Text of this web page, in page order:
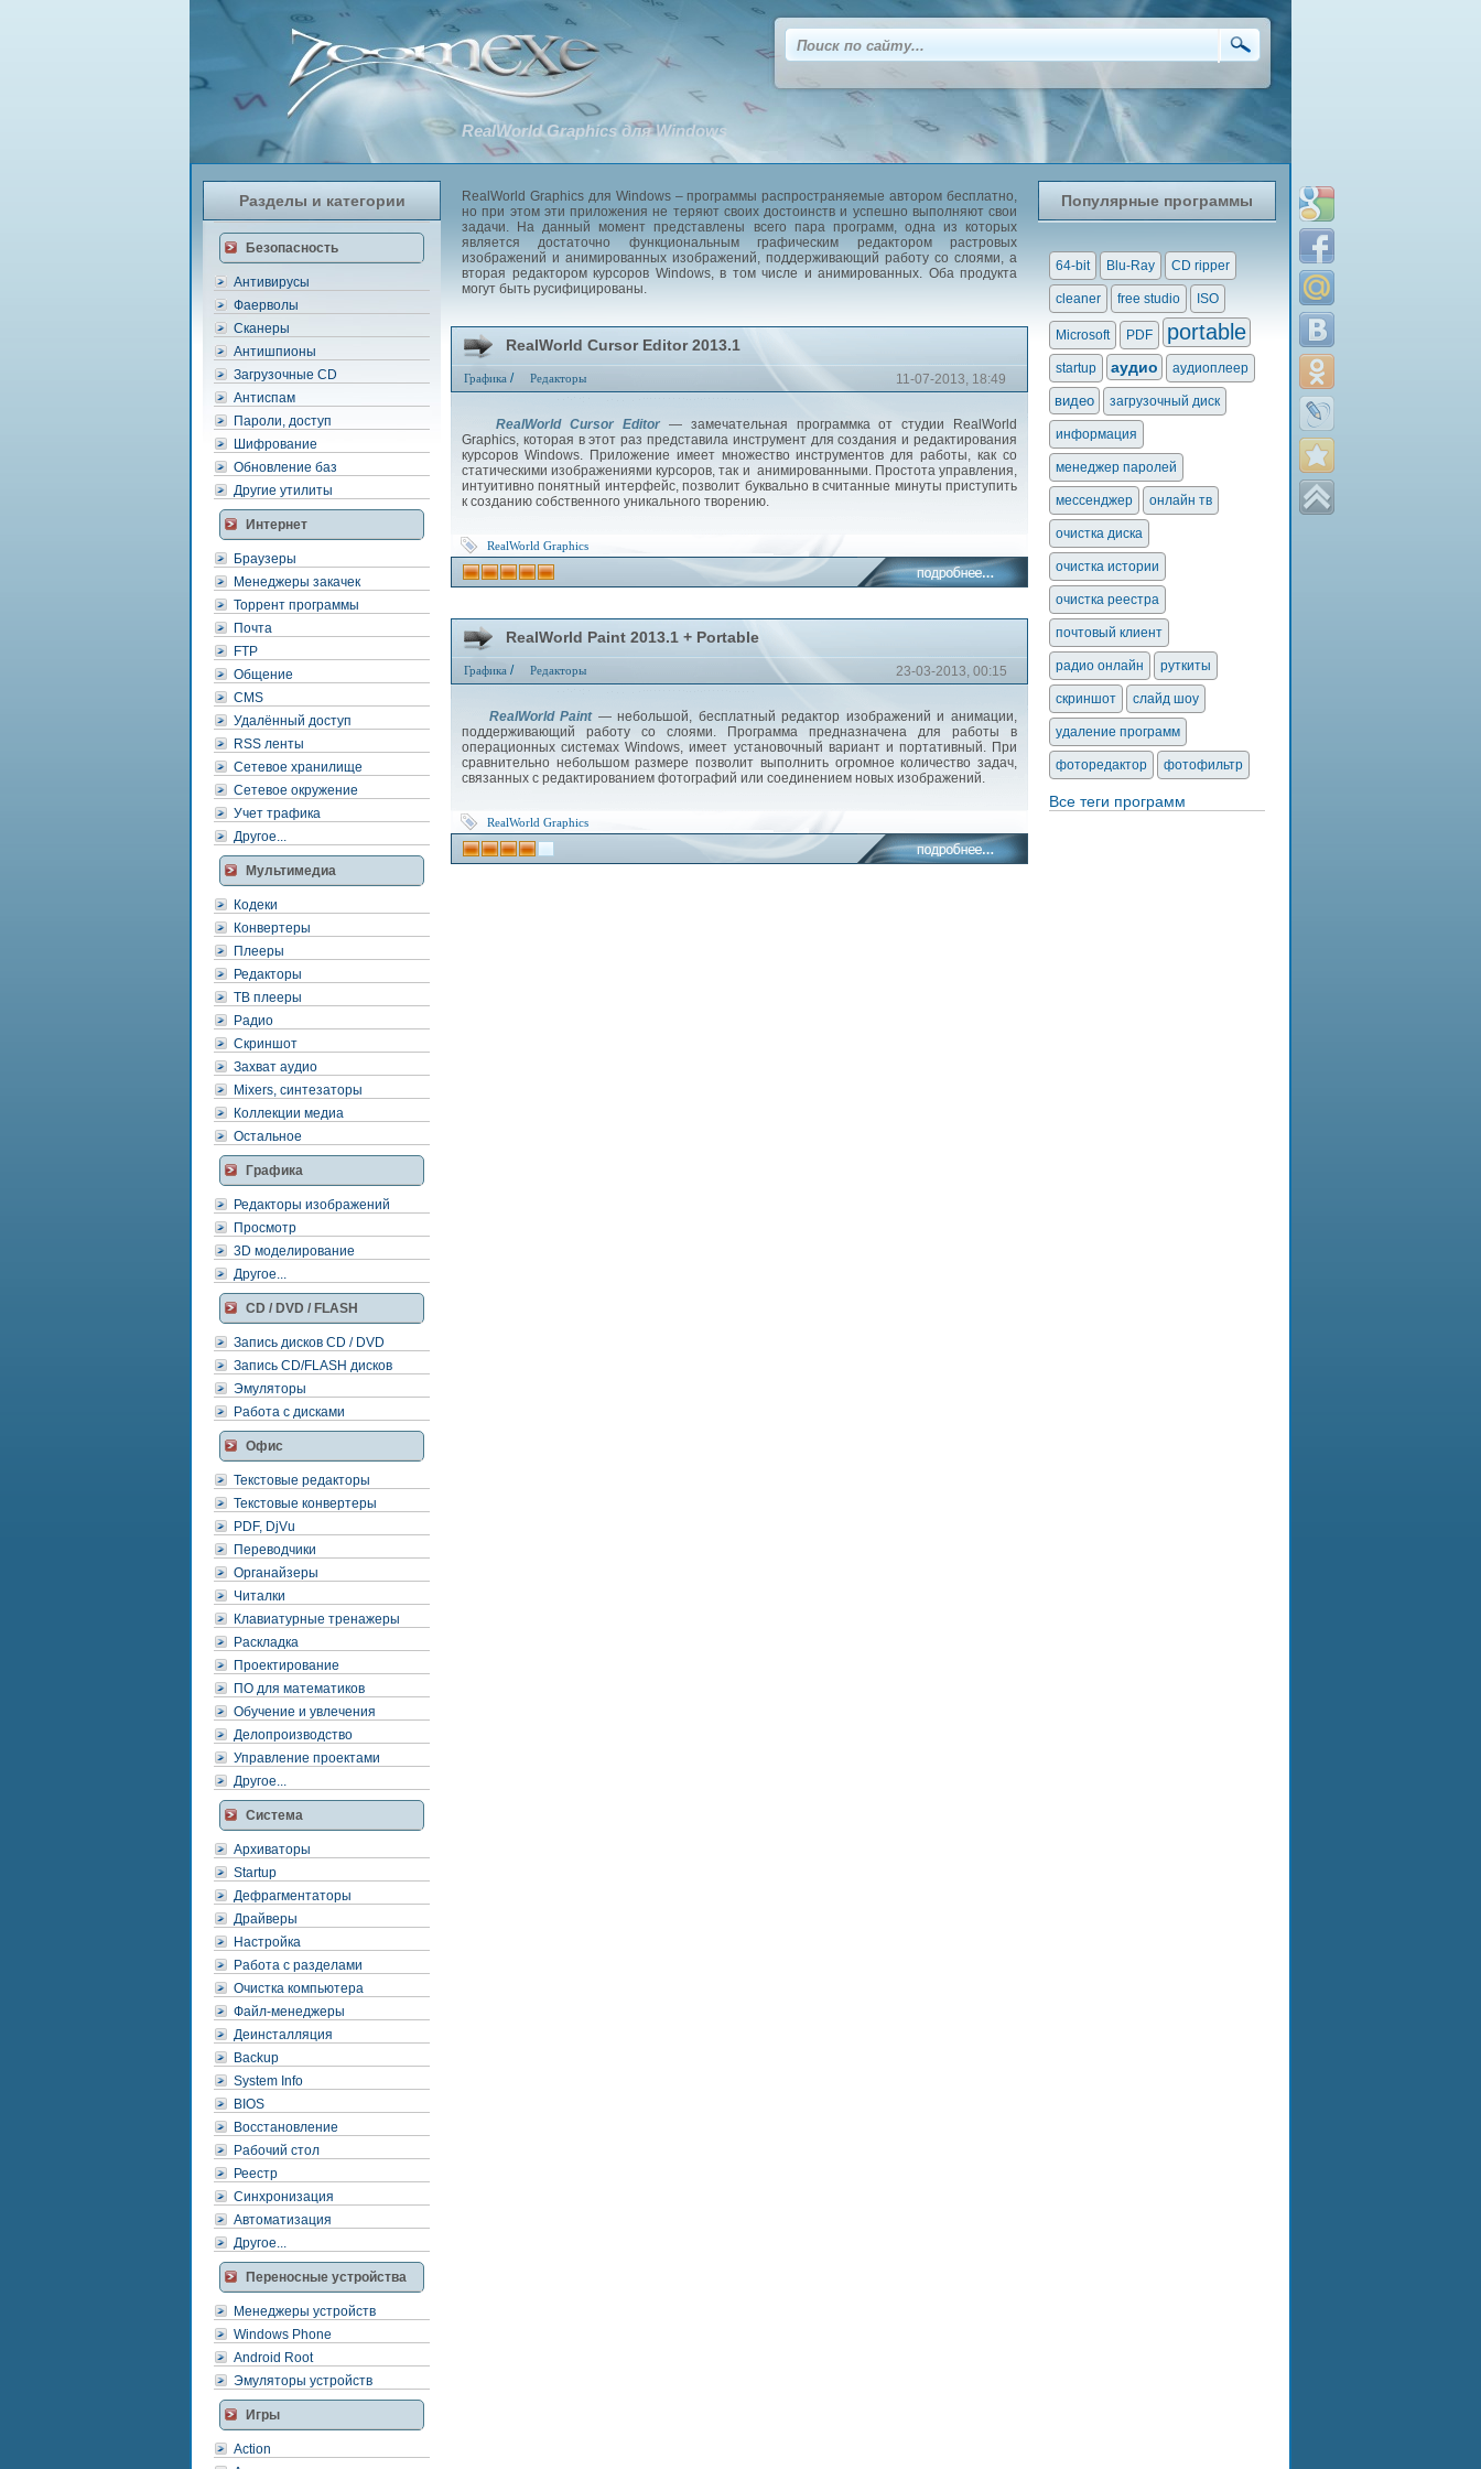
Разделы и категории
Безопасность
Антивирусы
Фаерволы
Сканеры
Антишпионы
Загрузочные CD
Антиспам
Пароли, доступ
Шифрование
Обновление баз
Другие утилиты
Интернет
Браузеры
Менеджеры закачек
Торрент программы
Почта
FTP
Общение
CMS
Удалённый доступ
RSS ленты
Сетевое хранилище
Сетевое окружение
Учет трафика
Другое...
Мультимедиа
Кодеки
Конвертеры
Плееры
Редакторы
ТВ плееры
Радио
Скриншот
Захват аудио
Mixers, синтезаторы
Коллекции медиа
Остальное
Графика
Редакторы изображений
Просмотр
3D моделирование
Другое...
CD / DVD / FLASH
Запись дисков CD / DVD
Запись CD/FLASH дисков
Эмуляторы
Работа с дисками
Офис
Текстовые редакторы
Текстовые конвертеры
PDF, DjVu
Переводчики
Органайзеры
Читалки
Клавиатурные тренажеры
Раскладка
Проектирование
ПО для математиков
Обучение и увлечения
Делопроизводство
Управление проектами
Другое...
Система
Архиваторы
Startup
Дефрагментаторы
Драйверы
Настройка
Работа с разделами
Очистка компьютера
Файл-менеджеры
Деинсталляция
Backup
System Info
BIOS
Восстановление
Рабочий стол
Реестр
Синхронизация
Автоматизация
Другое...
Переносные устройства
Менеджеры устройств
Windows Phone
Android Root
Эмуляторы устройств
Игры
Action
RealWorld Graphics для Windows
RealWorld Graphics для Windows – программы распространяемые автором бесплатно,
но при этом эти приложения не теряют своих достоинств и успешно выполняют свои
задачи. На данный момент представлены всего пара программ, одна из которых
является достаточно функциональным графическим редактором растровых
изображений и анимированных изображений, поддерживающий работу со слоями, а
вторая редактором курсоров Windows, в том числе и анимированных. Оба продукта
могут быть русифицированы.
RealWorld Cursor Editor 2013.1
Графика / Редакторы 11-07-2013, 18:49
RealWorld Cursor Editor — замечательная программка от студии RealWorld
Graphics, которая в этот раз представила инструмент для создания и редактирования
курсоров Windows. Приложение имеет множество инструментов для работы, как со
статическими изображениями курсоров, так и анимированными. Простота управления,
интуитивно понятный интерфейс, позволит буквально в считанные минуты приступить
к созданию собственного уникального творению.
RealWorld Graphics
RealWorld Paint 2013.1 + Portable
Графика / Редакторы 23-03-2013, 00:15
RealWorld Paint— небольшой, бесплатный редактор изображений и анимации,
поддерживающий работу со слоями. Программа предназначена для работы в
операционных системах Windows, имеет установочный вариант и портативный. При
сравнительно небольшом размере позволит выполнить огромное количество задач,
связанных с редактированием фотографий или соединением новых изображений.
RealWorld Graphics
Популярные программы
64-bit Blu-Ray CD ripper
cleaner free studio ISO
Microsoft PDF portable
startup аудио аудиоплеер
видео загрузочный диск
информация
менеджер паролей
мессенджер онлайн тв
очистка диска
очистка истории
очистка реестра
почтовый клиент
радио онлайн руткиты
скриншот слайд шоу
удаление программ
фоторедактор фотофильтр
Все теги программ